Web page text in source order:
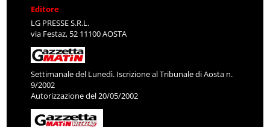
Editore
LG PRESSE S.R.L.
via Festaz, 52 11100 AOSTA
Settimanale del Lunedì. Iscrizione al Tribunale di Aosta n.
9/2002
Autorizzazione del 20/05/2002